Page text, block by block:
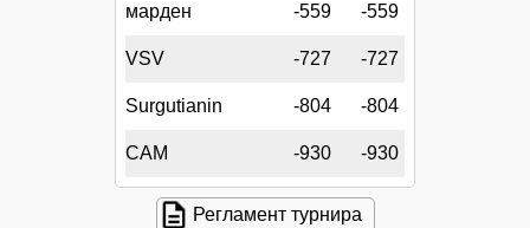
марден -559 -559
VSV -727 -727
Surgutianin -804 -804
CAM -930 -930
Регламент турнира